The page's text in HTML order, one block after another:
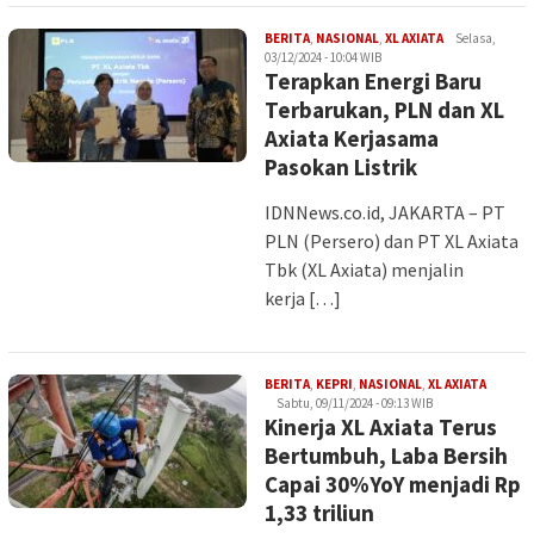
BERITA, NASIONAL, XL AXIATAImanSelasa,
03/12/2024 - 10:04 WIB
Terapkan Energi Baru
Terbarukan, PLN dan XL
Axiata Kerjasama
Pasokan Listrik
IDNNews.co.id, JAKARTA – PT
PLN (Persero) dan PT XL Axiata
Tbk (XL Axiata) menjalin
kerja […]
BERITA, KEPRI, NASIONAL, XL AXIATAIman
Sabtu, 09/11/2024 - 09:13 WIB
Kinerja XL Axiata Terus
Bertumbuh, Laba Bersih
Capai 30%YoY menjadi Rp
1,33 triliun